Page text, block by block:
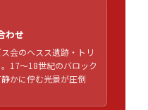
わせ
会のヘスス遺跡・トリ
17〜18世紀のバロック
かに佇む光景が圧倒